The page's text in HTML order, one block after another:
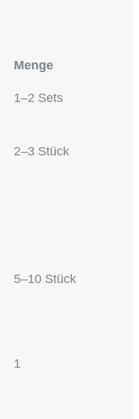
Menge
1–2 Sets
2–3 Stück
5–10 Stück
1